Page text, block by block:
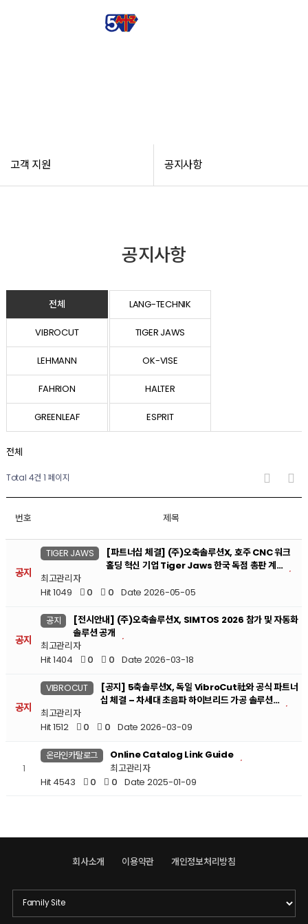
고객 지원 공지사항
공지사항
전체 LANG-TECHNIK
VIBROCUT TIGER JAWS
LEHMANN OK-VISE
FAHRION HALTER
GREENLEAF ESPRIT
전체
Total 4건 1 페이지
번호 제목
공지
TIGER JAWS
[파트너십 체결] (주)오축솔루션X, 호주 CNC 워크
홀딩 혁신 기업 Tiger Jaws 한국 독점 총판 계…
최고관리자
Hit 1049
0 0 Date 2026-05-05
공지
공지
[전시안내] (주)오축솔루션X, SIMTOS 2026 참가 및 자동화
솔루션 공개
최고관리자
Hit 1404
0 0 Date 2026-03-18
공지
VIBROCUT
[공지] 5축솔루션X, 독일 VibroCut社와 공식 파트너
십 체결 – 차세대 초음파 하이브리드 가공 솔루션…
최고관리자
Hit 1512
0 0 Date 2026-03-09
1
온라인카탈로그
Online Catalog Link Guide
최고관리자
Hit 4543
0 0 Date 2025-01-09
회사소개 이용약관 개인정보처리방침